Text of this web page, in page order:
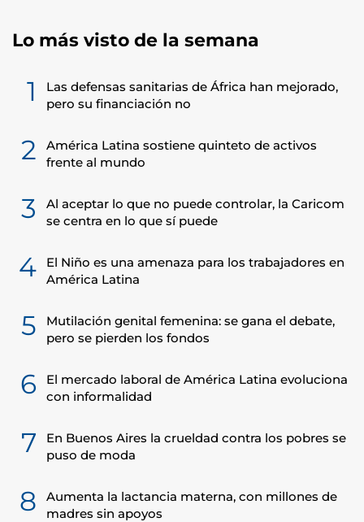
Lo más visto de la semana
1
Las defensas sanitarias de África han mejorado,
pero su financiación no
2
América Latina sostiene quinteto de activos
frente al mundo
3
Al aceptar lo que no puede controlar, la Caricom
se centra en lo que sí puede
4
El Niño es una amenaza para los trabajadores en
América Latina
5
Mutilación genital femenina: se gana el debate,
pero se pierden los fondos
6
El mercado laboral de América Latina evoluciona
con informalidad
7
En Buenos Aires la crueldad contra los pobres se
puso de moda
8
Aumenta la lactancia materna, con millones de
madres sin apoyos